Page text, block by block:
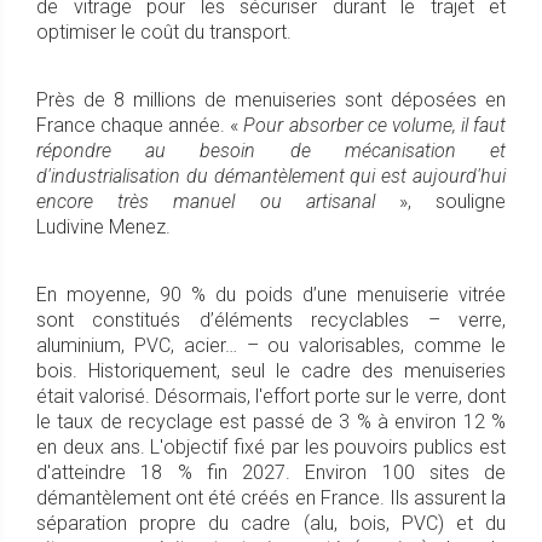
de vitrage pour les sécuriser durant le trajet et
optimiser le coût du transport.
Près de 8 millions de menuiseries sont déposées en
France chaque année. «Pour absorber ce volume, il faut
répondre au besoin de mécanisation et
d'industrialisation du démantèlement qui est aujourd'hui
encore très manuel ou artisanal», souligne
Ludivine Menez.
En moyenne, 90 % du poids d’une menuiserie vitrée
sont constitués d’éléments recyclables – verre,
aluminium, PVC, acier… – ou valorisables, comme le
bois. Historiquement, seul le cadre des menuiseries
était valorisé. Désormais, l'effort porte sur le verre, dont
le taux de recyclage est passé de 3 % à environ 12 %
en deux ans. L'objectif fixé par les pouvoirs publics est
d'atteindre 18 % fin 2027. Environ 100 sites de
démantèlement ont été créés en France. Ils assurent la
séparation propre du cadre (alu, bois, PVC) et du